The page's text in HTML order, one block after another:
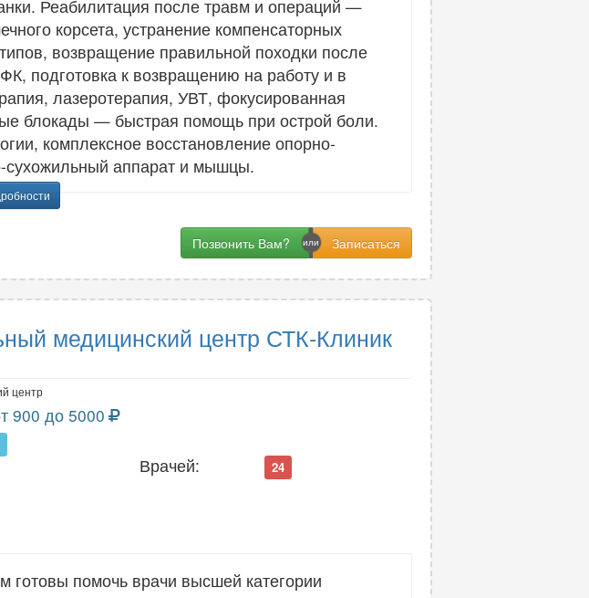
Реабилитация после травм и операций —
корсета, устранение компенсаторных
возвращение правильной походки после
подготовка к возвращению на работу и в
лазеротерапия, УВТ, фокусированная
блокады — быстрая помощь при острой боли.
комплексное восстановление опорно-
сухожильный аппарат и мышцы.
Позвонить Вам?
медицинский центр СТК-Клиник
центр
900 до 5000
Врачей: 24
помочь врачи высшей категории